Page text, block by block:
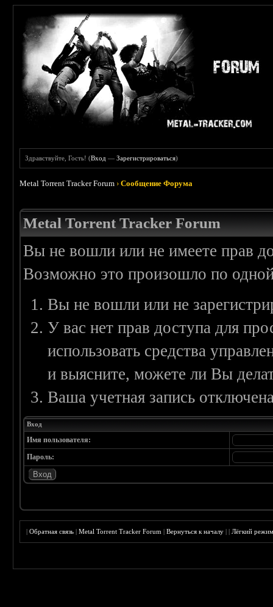
Здравствуйте, Гость! (Вход —Зарегистрироваться)
Metal Torrent Tracker Forum ›Сообщение Форума
Metal Torrent Tracker Forum
Вы не вошли или не имеете прав
Возможно это произошло по
Вы не вошли или не
У вас нет прав доступа для
использовать средства
и выясните, можете ли Вы
Ваша учетная запись
Вход
Имя пользователя:
Пароль:
|Обратная связь |Metal Torrent Tracker Forum |Вернуться к началу ||Лёгкий